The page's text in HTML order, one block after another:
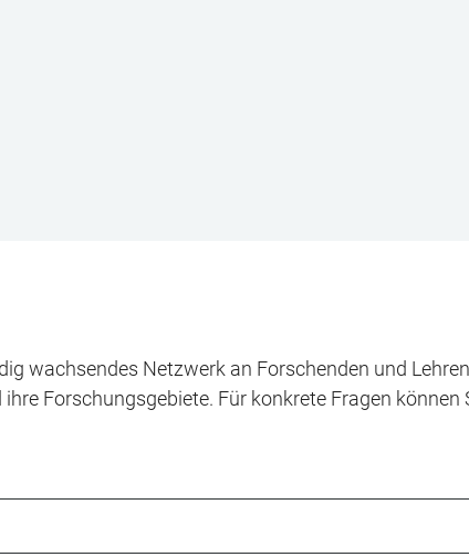
wachsendes Netzwerk an Forschenden und
Forschungsgebiete. Für konkrete Fragen können